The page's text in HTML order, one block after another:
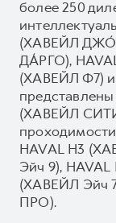
более 250
(ХАВЕЙЛ
ДА́РГО),
(ХАВЕЙЛ Ф7)
(ХАВЕЙЛ
HAVAL H3
Эйч 9),
(ХАВЕЙЛ Эйч
ПРО).